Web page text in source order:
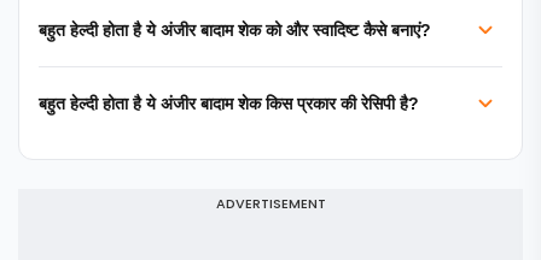
बहुत हेल्दी होता है ये अंजीर बादाम शेक को और स्वादिष्ट कैसे बनाएं?
बहुत हेल्दी होता है ये अंजीर बादाम शेक किस प्रकार की रेसिपी है?
ADVERTISEMENT